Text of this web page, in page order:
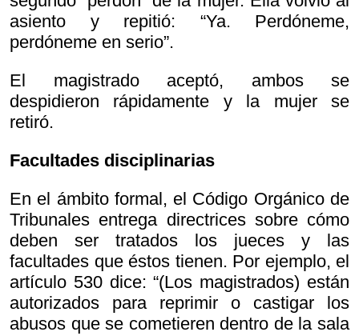
asiento y repitió: “Ya. Perdóneme,
perdóneme en serio”.
El magistrado aceptó, ambos se
despidieron rápidamente y la mujer se
retiró.
Facultades disciplinarias
En el ámbito formal, el Código Orgánico de
Tribunales entrega directrices sobre cómo
deben ser tratados los jueces y las
facultades que éstos tienen. Por ejemplo, el
artículo 530 dice: “(Los magistrados) están
autorizados para reprimir o castigar los
abusos que se cometieren dentro de la sala